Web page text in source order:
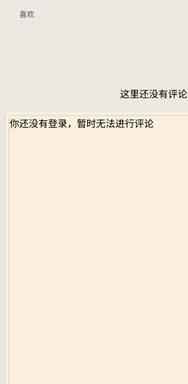
喜欢
这里还没有评论
你还没有登录，暂时无法进行评论